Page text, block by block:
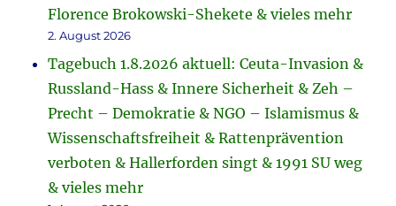
Florence Brokowski-Shekete & vieles mehr
2. August 2026
Tagebuch 1.8.2026 aktuell: Ceuta-Invasion &
Russland-Hass & Innere Sicherheit & Zeh –
Precht – Demokratie & NGO – Islamismus &
Wissenschaftsfreiheit & Rattenprävention
verboten & Hallerforden singt & 1991 SU weg
& vieles mehr